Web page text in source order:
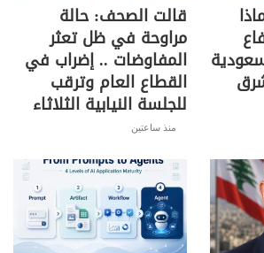
قالت الصحف: حالة
مراوحة في ظل تعثر
المفاوضات .. إضراب في
القطاع العام وترقب
للجلسة النيابية الثلاثاء
منذ ساعتين